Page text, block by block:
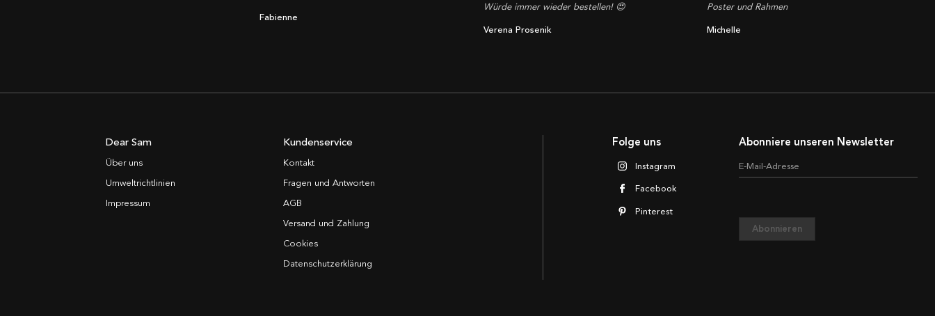
Fabienne
Würde immer wieder bestellen! 😍
Verena Prosenik
Poster und Rahmen
Michelle
Abonniere unseren Newsletter
E-Mail-Adresse
Abonnieren
Folge uns
Instagram
Facebook
Pinterest
Dear Sam
Über uns
Umweltrichtlinien
Impressum
Kundenservice
Kontakt
Fragen und Antworten
AGB
Versand und Zahlung
Cookies
Datenschutzerklärung